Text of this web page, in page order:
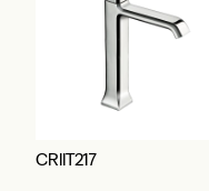
CRIIT217